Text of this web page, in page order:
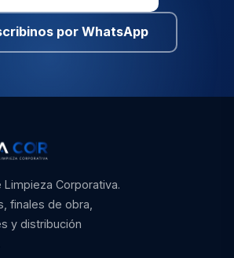
por WhatsApp
Corporativa.
finales de obra,
y distribución